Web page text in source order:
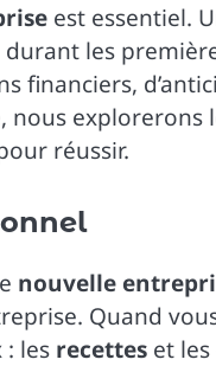
est essentiel.
les
financiers,
explorerons
réussir.
nouvelle
Quand
les recettes et les